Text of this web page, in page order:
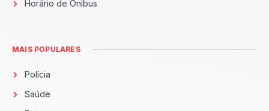
Horário de Ônibus
MAIS POPULARES
Polícia
Saúde